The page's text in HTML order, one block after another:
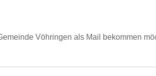
Vöhringen als Mail bekommen